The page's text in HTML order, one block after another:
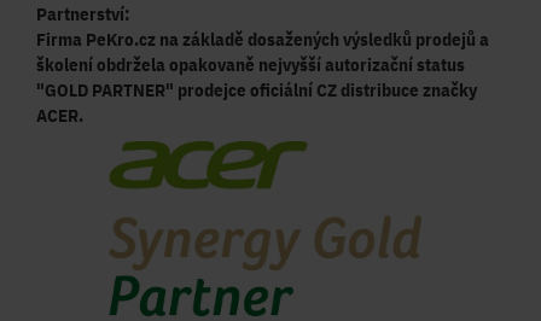
Partnerství:
Firma PeKro.cz na základě dosažených výsledků prodejů a
školení obdržela opakovaně nejvyšší autorizační status
"GOLD PARTNER" prodejce oficiální CZ distribuce značky
ACER.